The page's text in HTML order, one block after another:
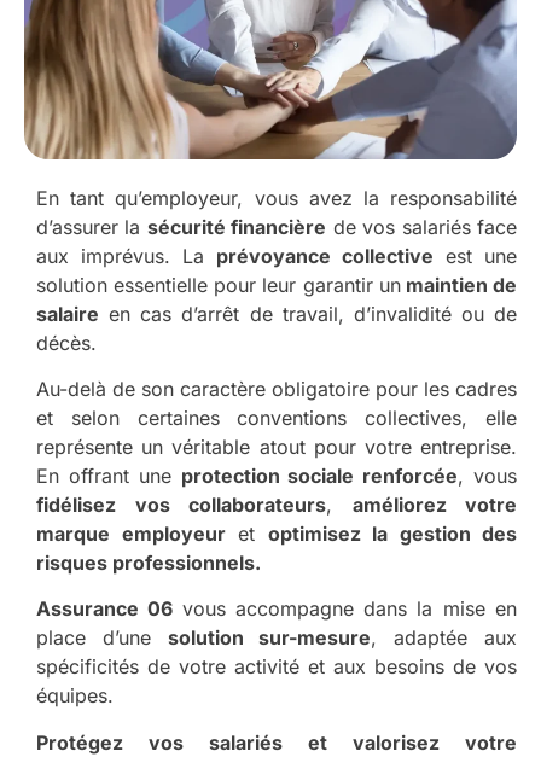
En tant qu’employeur, vous avez la responsabilité
d’assurer la sécurité financière de vos salariés face
aux imprévus. La prévoyance collective est une
solution essentielle pour leur garantir unmaintien de
salaire en cas d’arrêt de travail, d’invalidité ou de
décès.
Au-delà de son caractère obligatoire pour les cadres
et selon certaines conventions collectives, elle
représente un véritable atout pour votre entreprise.
En offrant une protection sociale renforcée, vous
fidélisez vos collaborateurs, améliorez votre
marque employeuret optimisez la gestion des
risques professionnels.
Assurance 06 vous accompagne dans la mise en
place d’une solution sur-mesure, adaptée aux
spécificités de votre activité et aux besoins de vos
équipes.
Protégez vos salariés et valorisez votre